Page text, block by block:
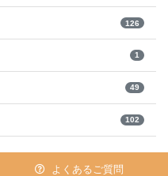
126
1
49
102
よくあるご質問